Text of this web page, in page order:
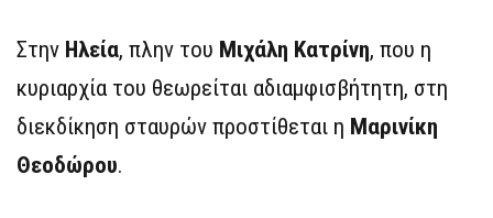
Στην Ηλεία, πλην του Μιχάλη Κατρίνη, που η
κυριαρχία του θεωρείται αδιαμφισβήτητη, στη
διεκδίκηση σταυρών προστίθεται η Μαρινίκη
Θεοδώρου.